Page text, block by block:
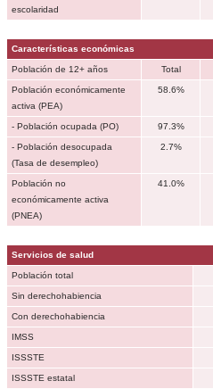
escolaridad
Características económicas
Población de 12+ años Total
Población económicamente
activa (PEA)
58.6%
- Población ocupada (PO) 97.3%
- Población desocupada
(Tasa de desempleo)
2.7%
Población no
económicamente activa
(PNEA)
41.0%
Servicios de salud
Población total
Sin derechohabiencia
Con derechohabiencia
IMSS
ISSSTE
ISSSTE estatal